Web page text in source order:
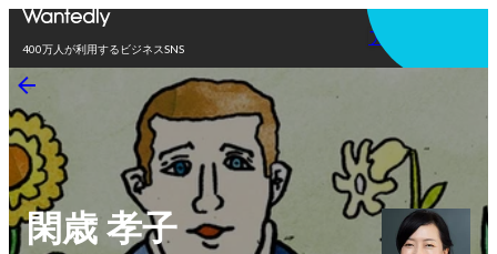
400万人が利用するビジネスSNS
アプリを使う
閑歳 孝子